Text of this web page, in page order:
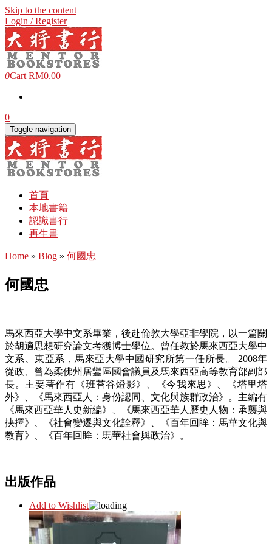
Skip to the content
Login / Register
0Cart RM0.00
0
Toggle navigation
首頁
本地書籍
認識書行
再生書
Home » Blog » 何國忠
何國忠
馬來西亞大學中文系畢業，後赴倫敦大學亞非學院，以一篇關
於胡適思想研究論文考獲博士學位。曾任教於馬來西亞大學中
文系、東亞系，馬來亞大學中國研究所第一任所長。 2008年
從政、曾為柔佛州居鑾區國會議員及馬來西亞高等教育部副部
長。主要著作有《班苔谷燈影》、《今我來思》、《塔里塔
外》、《馬來西亞人：身份認同、文化與族群政治》。主編有
《馬來西亞華人史新編》、《馬來西亞華人歷史人物：承襲與
抉擇》、《社會變遷與文化詮釋》、《百年回眸：馬華文化與
教育》、《百年回眸：馬華社會與政治》。
出版作品
Add to Wishlist